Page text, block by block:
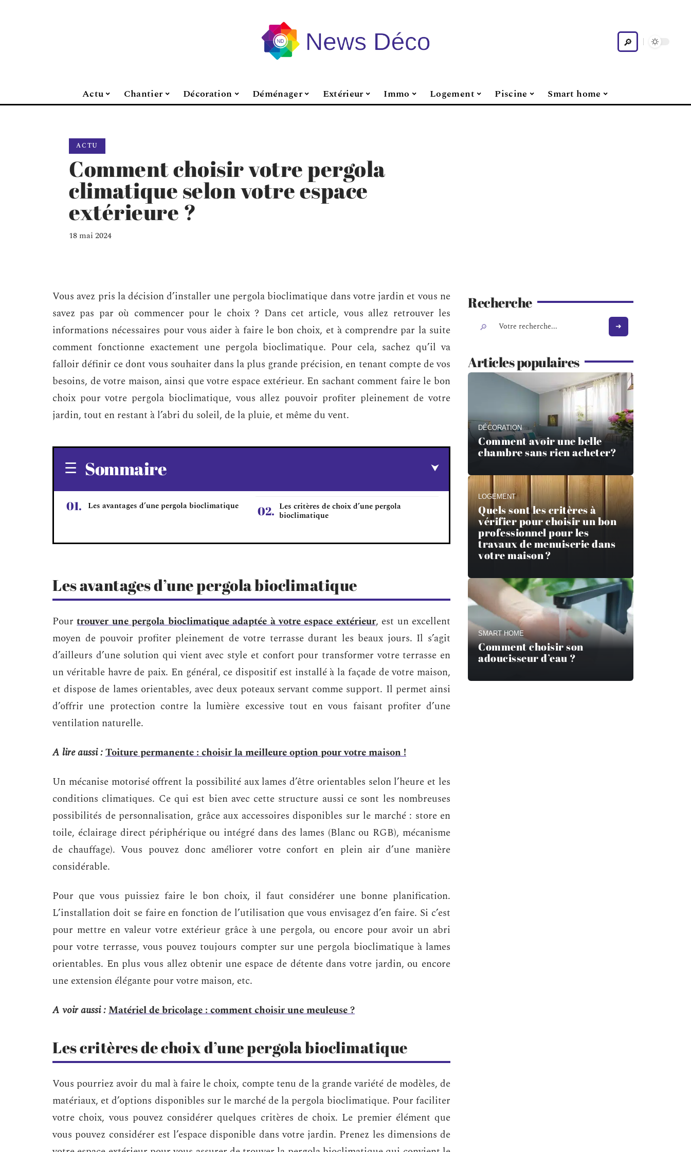
Actu Chantier Décoration Déménager Extérieur Immo Logement Piscine Smart home
ACTU
Comment choisir votre pergola
climatique selon votre espace
extérieure ?
18 mai 2024
Vous avez pris la décision d’installer une pergola bioclimatique dans votre jardin et vous ne
savez pas par où commencer pour le choix ? Dans cet article, vous allez retrouver les
informations nécessaires pour vous aider à faire le bon choix, et à comprendre par la suite
comment fonctionne exactement une pergola bioclimatique. Pour cela, sachez qu’il va
falloir définir ce dont vous souhaiter dans la plus grande précision, en tenant compte de vos
besoins, de votre maison, ainsi que votre espace extérieur. En sachant comment faire le bon
choix pour votre pergola bioclimatique, vous allez pouvoir profiter pleinement de votre
jardin, tout en restant à l’abri du soleil, de la pluie, et même du vent.
Sommaire
Les avantages d’une pergola bioclimatique Les critères de choix d’une pergola
bioclimatique
Les avantages d’une pergola bioclimatique
Pourtrouver une pergola bioclimatique adaptée à votre espace extérieur, est un excellent
moyen de pouvoir profiter pleinement de votre terrasse durant les beaux jours. Il s’agit
d’ailleurs d’une solution qui vient avec style et confort pour transformer votre terrasse en
un véritable havre de paix. En général, ce dispositif est installé à la façade de votre maison,
et dispose de lames orientables, avec deux poteaux servant comme support. Il permet ainsi
d’offrir une protection contre la lumière excessive tout en vous faisant profiter d’une
ventilation naturelle.
A lire aussi :Toiture permanente : choisir la meilleure option pour votre maison !
Un mécanise motorisé offrent la possibilité aux lames d’être orientables selon l’heure et les
conditions climatiques. Ce qui est bien avec cette structure aussi ce sont les nombreuses
possibilités de personnalisation, grâce aux accessoires disponibles sur le marché : store en
toile, éclairage direct périphérique ou intégré dans des lames (Blanc ou RGB), mécanisme
de chauffage). Vous pouvez donc améliorer votre confort en plein air d’une manière
considérable.
Pour que vous puissiez faire le bon choix, il faut considérer une bonne planification.
L’installation doit se faire en fonction de l’utilisation que vous envisagez d’en faire. Si c’est
pour mettre en valeur votre extérieur grâce à une pergola, ou encore pour avoir un abri
pour votre terrasse, vous pouvez toujours compter sur une pergola bioclimatique à lames
orientables. En plus vous allez obtenir une espace de détente dans votre jardin, ou encore
une extension élégante pour votre maison, etc.
A voir aussi :Matériel de bricolage : comment choisir une meuleuse ?
Les critères de choix d’une pergola bioclimatique
Vous pourriez avoir du mal à faire le choix, compte tenu de la grande variété de modèles, de
matériaux, et d’options disponibles sur le marché de la pergola bioclimatique. Pour faciliter
votre choix, vous pouvez considérer quelques critères de choix. Le premier élément que
vous pouvez considérer est l’espace disponible dans votre jardin. Prenez les dimensions de
Recherche
Articles populaires
DÉCORATION
Comment avoir une belle
chambre sans rien acheter?
LOGEMENT
Quels sont les critères à
vérifier pour choisir un bon
professionnel pour les
travaux de menuiserie dans
votre maison ?
SMART HOME
Comment choisir son
adoucisseur d’eau ?